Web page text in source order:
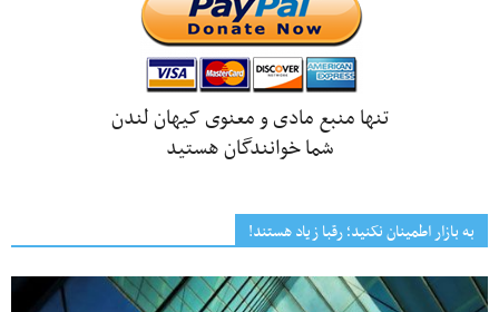
تنها منبع مادی و معنوی کیهان لندن
شما خوانندگان هستید
به بازار اطمینان نکنید؛ رقبا زیاد هستند!